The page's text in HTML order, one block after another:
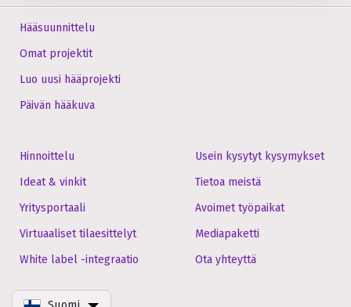
Hääsuunnittelu
Omat projektit
Luo uusi hääprojekti
Päivän hääkuva
Hinnoittelu
Ideat & vinkit
Yritysportaali
Virtuaaliset tilaesittelyt
White label -integraatio
Usein kysytyt kysymykset
Tietoa meistä
Avoimet työpaikat
Mediapaketti
Ota yhteyttä